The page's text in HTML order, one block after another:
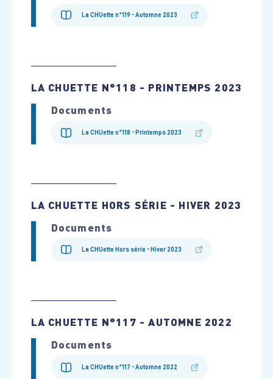
La CHUette n°119 - Automne 2023
LA CHUETTE N°118 - PRINTEMPS 2023
Documents
La CHUette n°118 - Printemps 2023
LA CHUETTE HORS SÉRIE - HIVER 2023
Documents
La CHUette Hors série - Hiver 2023
LA CHUETTE N°117 - AUTOMNE 2022
Documents
La CHUette n°117 - Automne 2022